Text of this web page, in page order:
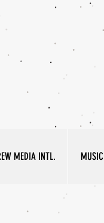
MEDIA INTL. MUSIC